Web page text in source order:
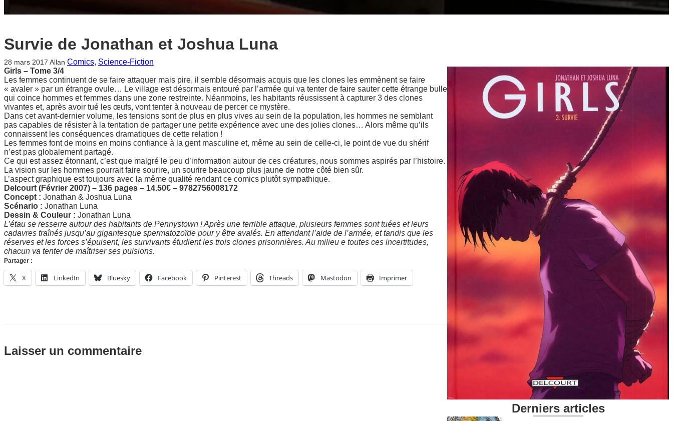
Survie de Jonathan et Joshua Luna
28 mars 2017 Allan Comics, Science-Fiction
Girls – Tome 3/4
Les femmes continuent de se faire attaquer mais pire, il semble désormais acquis que les clones les emmènent se faire
« avaler » par un étrange ovule… Le village est désormais entouré par l’armée qui va tenter de faire sauter cette étrange bulle
qui coince hommes et femmes dans une zone restreinte. Néanmoins, les habitants réussissent à capturer 3 des clones
vivantes et, après avoir tué les œufs, vont tenter à nouveau de percer ce mystère.
Dans cet avant-dernier volume, les tensions sont de plus en plus vives au sein de la population, les hommes ne semblant
pas capables de résister à la tentation de partager une petite expérience avec une des jolies clones… Alors même qu’ils
connaissent les conséquences dramatiques de cette relation !
Les femmes font de moins en moins confiance à la gent masculine et, même au sein de celle-ci, le point de vue du shérif
n’est pas globalement partagé.
Ce qui est assez étonnant, c’est que malgré le peu d’information autour de ces créatures, nous sommes aspirés par l’histoire.
La vision sur les hommes pourrait faire sourire, un sourire beaucoup plus jaune de notre côté bien sûr.
L’aspect graphique est toujours avec la même qualité rendant ce comics plutôt sympathique.
Delcourt (Février 2007) – 136 pages – 14.50€ – 9782756008172
Concept : Jonathan & Joshua Luna
Scénario : Jonathan Luna
Dessin & Couleur : Jonathan Luna
L’étau se resserre autour des habitants de Pennystown ! Après une terrible attaque, plusieurs femmes sont tuées et leurs
cadavres traînés jusqu’au gigantesque spermatozoïde pour y être avalés. En attendant l’aide de l’armée, et tandis que les
réserves et les forces s’épuisent, les survivants étudient les trois clones prisonnières. Au milieu e toutes ces incertitudes,
chacun va tenter de maîtriser ses pulsions.
Partager :
X LinkedIn Bluesky Facebook Pinterest Threads Mastodon Imprimer
Laisser un commentaire
Derniers articles